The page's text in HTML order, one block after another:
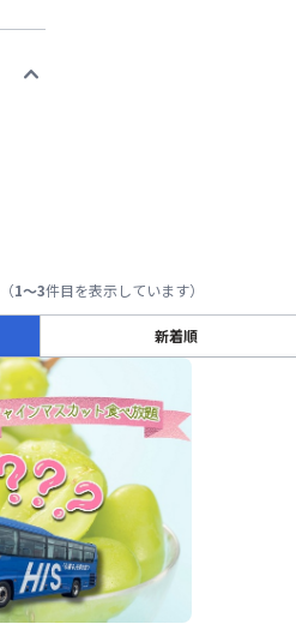
expand_more
（1～3件目を表示しています）
新着順